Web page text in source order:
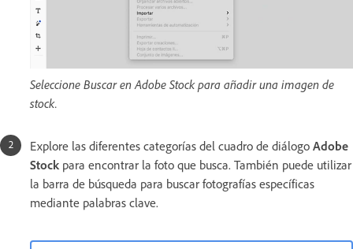
Seleccione Buscar en Adobe Stock para añadir una imagen de
stock.
Explore las diferentes categorías del cuadro de diálogo Adobe
Stock para encontrar la foto que busca. También puede utilizar
la barra de búsqueda para buscar fotografías específicas
mediante palabras clave.